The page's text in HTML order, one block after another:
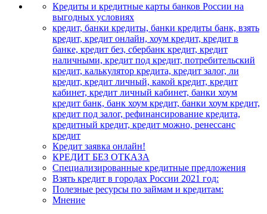
Кредиты и кредитные карты банков России на
выгодных условиях
кредит, банки кредиты, банки кредиты банк, взять
кредит, кредит онлайн, хоум кредит, кредит в
банке, кредит без, сбербанк кредит, кредит
наличными, кредит под кредит, потребительский
кредит, калькулятор кредита, кредит залог, ли
кредит, кредит личный, какой кредит, кредит
кабинет, кредит личный кабинет, банки хоум
кредит банк, банк хоум кредит, банки хоум кредит,
кредит под залог, рефинансирование кредита,
кредитный кредит, кредит можно, ренессанс
кредит
Кредит заявка онлайн!
КРЕДИТ БЕЗ ОТКАЗА
Специализированные кредитные предложения
Взять кредит в городах России 2021 год:
Полезные ресурсы по займам и кредитам:
Мнение